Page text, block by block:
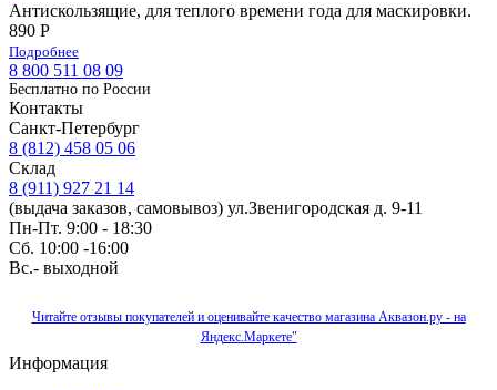
Антискользящие, для теплого времени года для маскировки.
890 Р
Подробнее
8 800 511 08 09
Бесплатно по Роcсии
Контакты
Санкт-Петербург
8 (812) 458 05 06
Склад
8 (911) 927 21 14
(выдача заказов, самовывоз) ул.Звенигородская д. 9-11
Пн-Пт. 9:00 - 18:30
Сб. 10:00 -16:00
Вс.- выходной
Читайте отзывы покупателей и оценивайте качество магазина Аквазон.ру - на
Яндекс.Маркете"
Информация